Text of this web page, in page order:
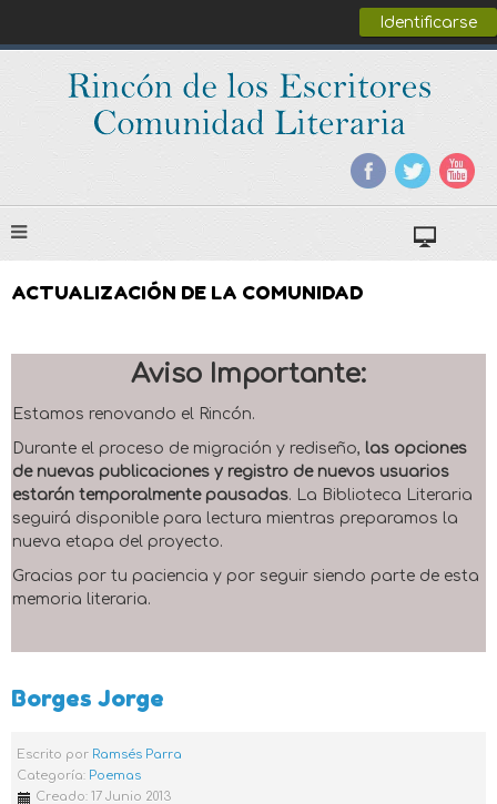
Identificarse
ACTUALIZACIÓN DE LA COMUNIDAD
Aviso Importante:
Estamos renovando el Rincón.
Durante el proceso de migración y rediseño, las opciones
de nuevas publicaciones y registro de nuevos usuarios
estarán temporalmente pausadas. La Biblioteca Literaria
seguirá disponible para lectura mientras preparamos la
nueva etapa del proyecto.
Gracias por tu paciencia y por seguir siendo parte de esta
memoria literaria.
Borges Jorge
Escrito por Ramsés Parra
Categoría: Poemas
Creado: 17 Junio 2013